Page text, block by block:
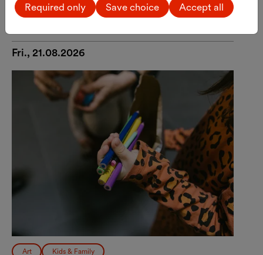
All dates
Fri., 21.08.2026
Art Kids & Family
Required only Save choice Accept all